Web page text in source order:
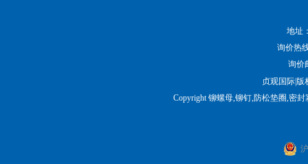
地址
询价热
询价
贞观国际|
Copyright 铆螺母,铆钉,防松垫圈,密